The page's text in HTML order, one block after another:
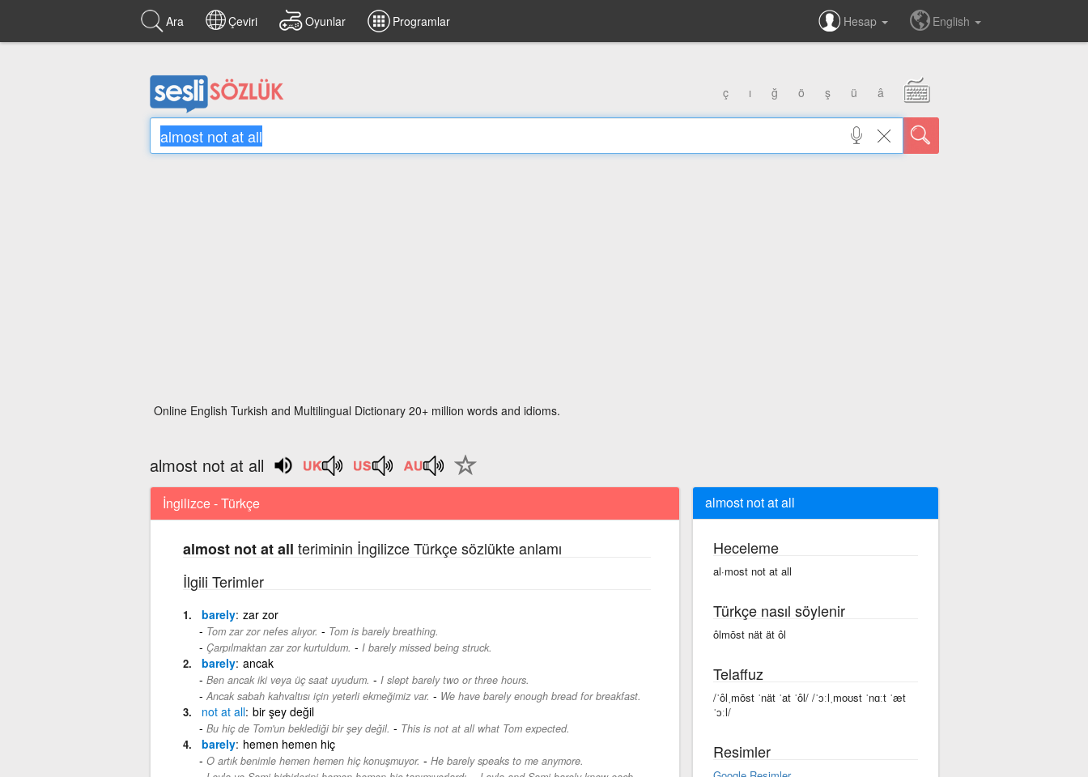
Ara Çeviri Oyunlar Programlar Hesap English
ç ı ğ ö ş ü â
Online English Turkish and Multilingual Dictionary 20+ million words and idioms.
almost not at all
İngilizce - Türkçe
almost not at all teriminin İngilizce Türkçe sözlükte anlamı
İlgili Terimler
barely zar zor
Tom zar zor nefes alıyor. - Tom is barely breathing.
Çarpılmaktan zar zor kurtuldum. - I barely missed being struck.
barely ancak
Ben ancak iki veya üç saat uyudum. - I slept barely two or three hours.
Ancak sabah kahvaltısı için yeterli ekmeğimiz var. - We have barely enough bread for breakfast.
not at all bir şey değil
Bu hiç de Tom'un beklediği bir şey değil. - This is not at all what Tom expected.
barely hemen hemen hiç
O artık benimle hemen hemen hiç konuşmuyor. - He barely speaks to me anymore.
almost not at all
Heceleme
al·most not at all
Türkçe nasıl söylenir
ôlmōst nät ät ôl
Telaffuz
/ˈôlˌmōst ˈnät ˈat ˈôl/ /ˈɔːlˌmoʊst ˈnɑːt ˈæt
ˈɔːl/
Resimler